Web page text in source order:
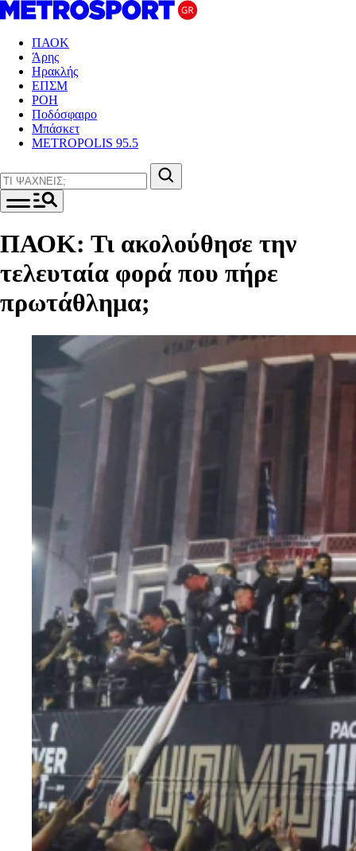
ΠΑΟΚ
Άρης
Ηρακλής
ΕΠΣΜ
ΡΟΗ
Ποδόσφαιρο
Μπάσκετ
METROPOLIS 95.5
ΠΑΟΚ: Τι ακολούθησε την
τελευταία φορά που πήρε
πρωτάθλημα;